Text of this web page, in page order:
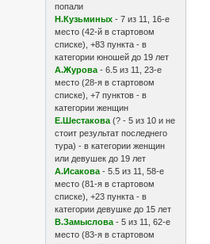
попали
Н.Кузьминых - 7 из 11, 16-е
место (42-й в стартовом
списке), +83 пункта - в
категории юношей до 19 лет
А.Журова - 6.5 из 11, 23-е
место (28-я в стартовом
списке), +7 пунктов - в
категории женщин
Е.Шестакова (? - 5 из 10 и не
стоит результат последнего
тура) - в категории женщин
или девушек до 19 лет
А.Исакова - 5.5 из 11, 58-е
место (81-я в стартовом
списке), +23 пункта - в
категории девушке до 15 лет
В.Замыслова - 5 из 11, 62-е
место (83-я в стартовом